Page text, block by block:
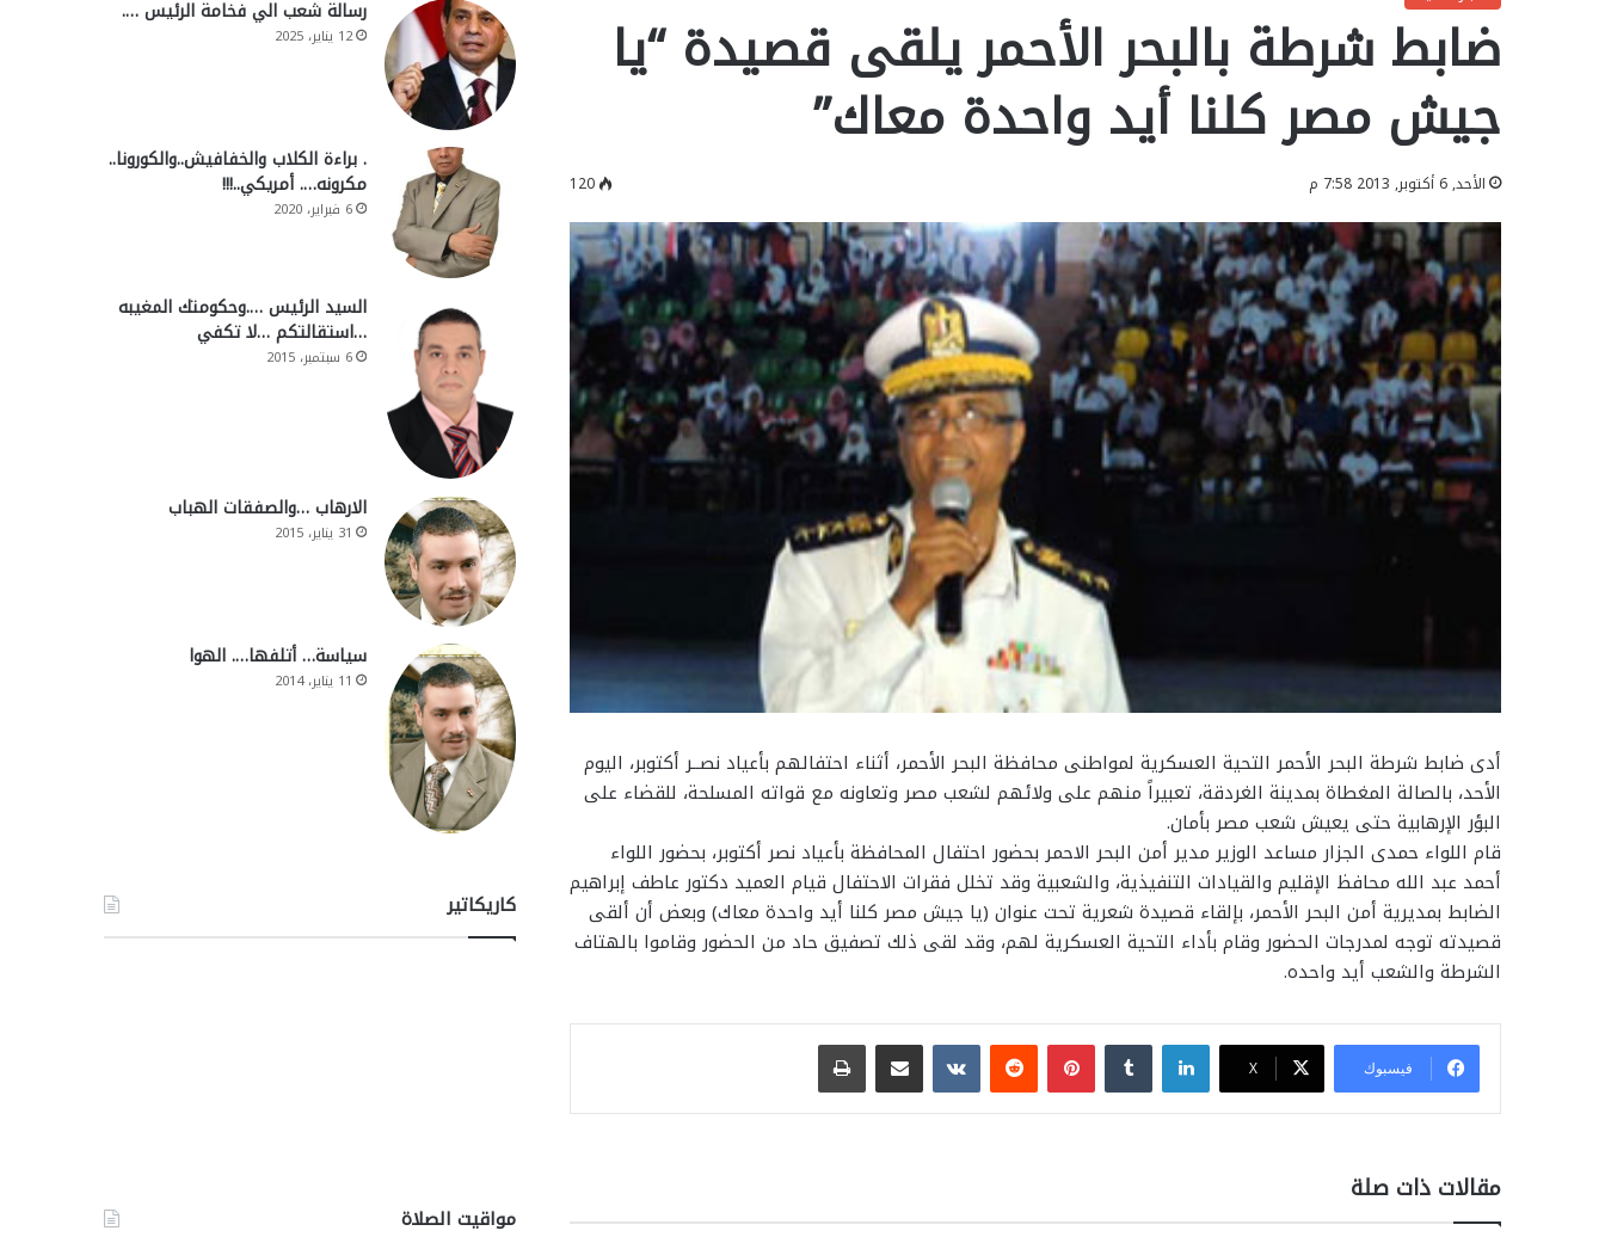
ضابط شرطة بالبحر الأحمر يلقى قصيدة “يا
جيش مصر كلنا أيد واحدة معاك”
الأحد, 6 أكتوبر, 2013 7:58 م 120
أدى ضابط شرطة البحر الأحمر التحية العسكرية لمواطنى محافظة البحر الأحمر، أثناء احتفالهم بأعياد نصــر أكتوبر، اليوم
الأحد، بالصالة المغطاة بمدينة الغردقة، تعبيراً منهم على ولائهم لشعب مصر وتعاونه مع قواته المسلحة، للقضاء على
البؤر الإرهابية حتى يعيش شعب مصر بأمان.
قام اللواء حمدى الجزار مساعد الوزير مدير أمن البحر الاحمر بحضور احتفال المحافظة بأعياد نصر أكتوبر، بحضور اللواء
أحمد عبد الله محافظ الإقليم والقيادات التنفيذية، والشعبية وقد تخلل فقرات الاحتفال قيام العميد دكتور عاطف إبراهيم
الضابط بمديرية أمن البحر الأحمر، بإلقاء قصيدة شعرية تحت عنوان (يا جيش مصر كلنا أيد واحدة معاك) وبعض أن ألقى
قصيدته توجه لمدرجات الحضور وقام بأداء التحية العسكرية لهم، وقد لقى ذلك تصفيق حاد من الحضور وقاموا بالهتاف
الشرطة والشعب أيد واحده.
فيسبوك ‫X
لينكدإن بينتيريست مشاركة عبر البريد طباعة
مقالات ذات صلة
رسالة شعب الي فخامة الرئيس ….
12 يناير، 2025
. براءة الكلاب والخفافيش..والكورونا..
مكرونه…. أمريكي..!!!
6 فبراير، 2020
السيد الرئيس ….وحكومتك المغيبه
…استقالتكم …لا تكفي
6 سبتمبر، 2015
الارهاب …والصفقات الهباب
31 يناير، 2015
سياسة… أتلفها…. الهوا
11 يناير، 2014
كاريكاتير
مواقيت الصلاة